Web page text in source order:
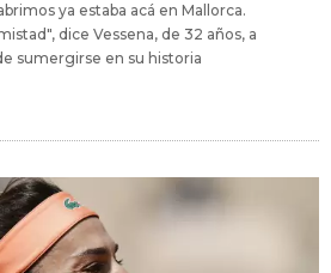
ya estaba acá en Mallorca.
dice Vessena, de 32 años, a
sumergirse en su historia